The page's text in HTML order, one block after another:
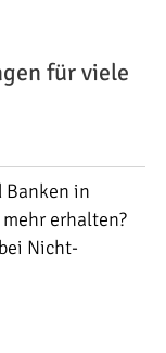
für viele
in
erhalten?
Nicht-